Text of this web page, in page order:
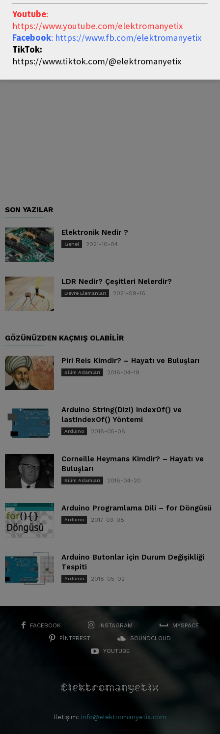
SON YAZILAR
Elektronik Nedir ?
Genel 2021-10-04
LDR Nedir? Çeşitleri Nelerdir?
Devre Elemanları 2021-09-16
GÖZÜNÜZDEN KAÇMIŞ OLABILIR
Piri Reis Kimdir? – Hayatı ve Buluşları
Bilim Adamları 2018-04-19
Arduino String(Dizi) indexOf() ve
lastIndexOf() Yöntemi
Arduino 2018-05-08
Corneille Heymans Kimdir? – Hayatı ve
Buluşları
Bilim Adamları 2018-04-20
Arduino Programlama Dili – for Döngüsü
Arduino 2017-03-08
Arduino Butonlar için Durum Değişikliği
Tespiti
Arduino 2018-05-02
FACEBOOK INSTAGRAM
MYSPACE
PINTEREST
SOUNDCLOUD
YOUTUBE
İletişim: info@elektromanyetix.com
Youtube:
https://www.youtube.com/elektromanyetix
Facebook: https://www.fb.com/elektromanyetix
TikTok:
https://www.tiktok.com/@elektromanyetix